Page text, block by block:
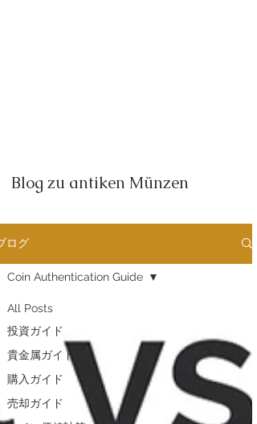
Blog zu antiken Münzen
ログ
All Posts
投資ガイド
貴金属ガイド
購入ガイド
売却ガイド
Coin Authentication Guide